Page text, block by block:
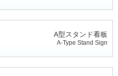
A型スタンド看板
A-Type Stand Sign